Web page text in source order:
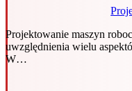
Projektowanie maszyn
uwzględnienia wielu
W…